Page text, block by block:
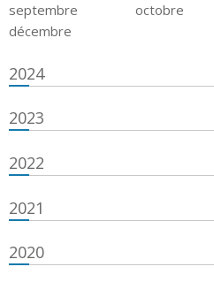
septembre
octobre
décembre
2024
2023
2022
2021
2020